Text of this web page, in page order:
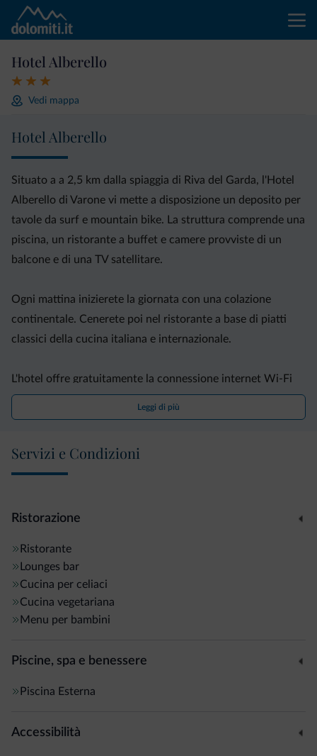
Hotel Alberello
Vedi mappa
Hotel Alberello
Situato a a 2,5 km dalla spiaggia di Riva del Garda, l'Hotel
Alberello di Varone vi mette a disposizione un deposito per
tavole da surf e mountain bike. La struttura comprende una
piscina, un ristorante a buffet e camere provviste di un
balcone e di una TV satellitare.
Ogni mattina inizierete la giornata con una colazione
continentale. Cenerete poi nel ristorante a base di piatti
classici della cucina italiana e internazionale.
L'hotel offre gratuitamente la connessione internet Wi-Fi
nella hall e il parcheggio. Potrete inoltre rilassarvi sulla
terrazza solarium.
Il Parco Grotta Cascata del Varone si trova a 100 metri
dall'Hotel Alberello, mentre Limone sul Garda è
Leggi di più
Servizi e Condizioni
Ristorazione
Ristorante
Lounges bar
Cucina per celiaci
Cucina vegetariana
Menu per bambini
Piscine, spa e benessere
Piscina Esterna
Accessibilità